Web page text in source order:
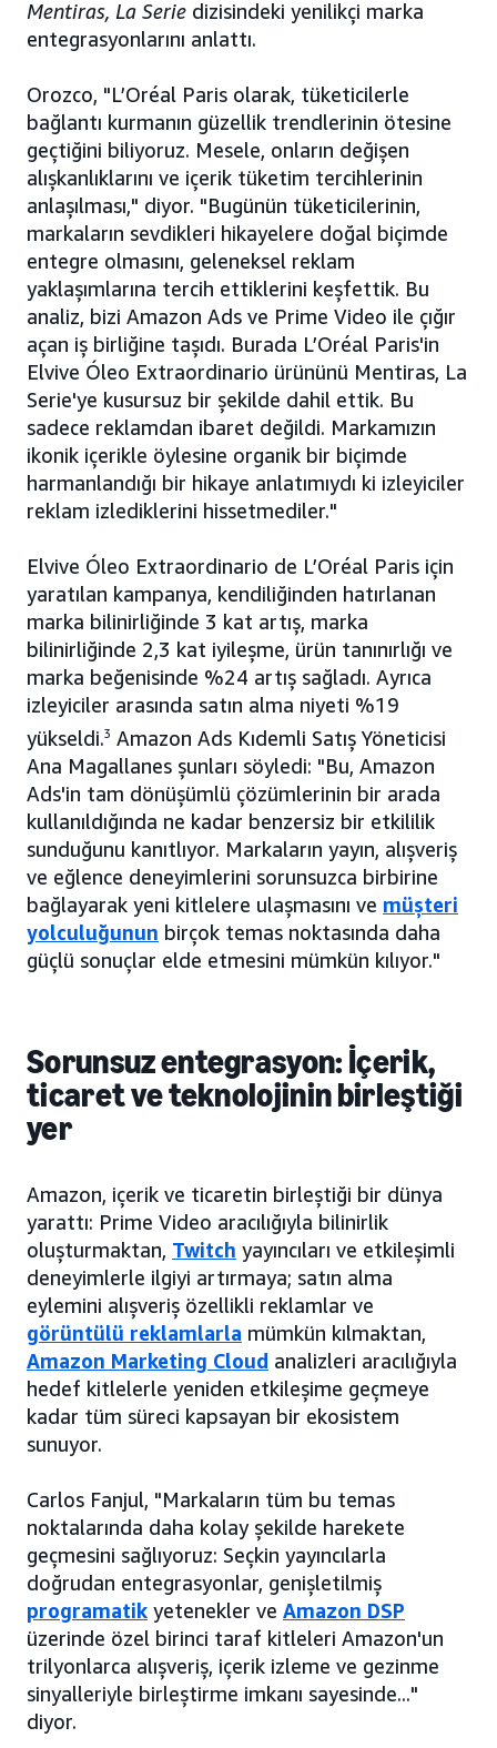
Mentiras, La Serie dizisindeki yenilikçi marka
entegrasyonlarını anlattı.
Orozco, "L’Oréal Paris olarak, tüketicilerle
bağlantı kurmanın güzellik trendlerinin ötesine
geçtiğini biliyoruz. Mesele, onların değişen
alışkanlıklarını ve içerik tüketim tercihlerinin
anlaşılması," diyor. "Bugünün tüketicilerinin,
markaların sevdikleri hikayelere doğal biçimde
entegre olmasını, geleneksel reklam
yaklaşımlarına tercih ettiklerini keşfettik. Bu
analiz, bizi Amazon Ads ve Prime Video ile çığır
açan iş birliğine taşıdı. Burada L’Oréal Paris'in
Elvive Óleo Extraordinario ürününü Mentiras, La
Serie'ye kusursuz bir şekilde dahil ettik. Bu
sadece reklamdan ibaret değildi. Markamızın
ikonik içerikle öylesine organik bir biçimde
harmanlandığı bir hikaye anlatımıydı ki izleyiciler
reklam izlediklerini hissetmediler."
Elvive Óleo Extraordinario de L’Oréal Paris için
yaratılan kampanya, kendiliğinden hatırlanan
marka bilinirliğinde 3 kat artış, marka
bilinirliğinde 2,3 kat iyileşme, ürün tanınırlığı ve
marka beğenisinde %24 artış sağladı. Ayrıca
izleyiciler arasında satın alma niyeti %19
yükseldi.3 Amazon Ads Kıdemli Satış Yöneticisi
Ana Magallanes şunları söyledi: "Bu, Amazon
Ads'in tam dönüşümlü çözümlerinin bir arada
kullanıldığında ne kadar benzersiz bir etkililik
sunduğunu kanıtlıyor. Markaların yayın, alışveriş
ve eğlence deneyimlerini sorunsuzca birbirine
bağlayarak yeni kitlelere ulaşmasını ve müşteri
yolculuğunun birçok temas noktasında daha
güçlü sonuçlar elde etmesini mümkün kılıyor."
Sorunsuz entegrasyon: İçerik,
ticaret ve teknolojinin birleştiği
yer
Amazon, içerik ve ticaretin birleştiği bir dünya
yarattı: Prime Video aracılığıyla bilinirlik
oluşturmaktan, Twitch yayıncıları ve etkileşimli
deneyimlerle ilgiyi artırmaya; satın alma
eylemini alışveriş özellikli reklamlar ve
görüntülü reklamlarla mümkün kılmaktan,
Amazon Marketing Cloud analizleri aracılığıyla
hedef kitlelerle yeniden etkileşime geçmeye
kadar tüm süreci kapsayan bir ekosistem
sunuyor.
Carlos Fanjul, "Markaların tüm bu temas
noktalarında daha kolay şekilde harekete
geçmesini sağlıyoruz: Seçkin yayıncılarla
doğrudan entegrasyonlar, genişletilmiş
programatik yetenekler ve Amazon DSP
üzerinde özel birinci taraf kitleleri Amazon'un
trilyonlarca alışveriş, içerik izleme ve gezinme
sinyalleriyle birleştirme imkanı sayesinde..."
diyor.